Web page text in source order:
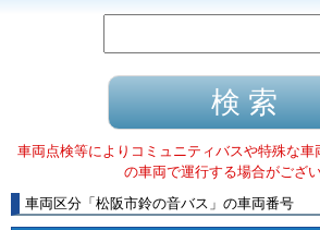
車両点検等によりコミュニティバスや特殊な
の車両で運行する場合がござい
車両区分 「 松阪市鈴の音バス 」 の車両番号